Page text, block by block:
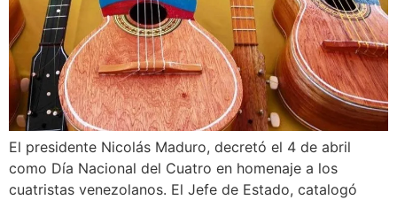
El presidente Nicolás Maduro, decretó el 4 de abril
como Día Nacional del Cuatro en homenaje a los
cuatristas venezolanos. El Jefe de Estado, catalogó